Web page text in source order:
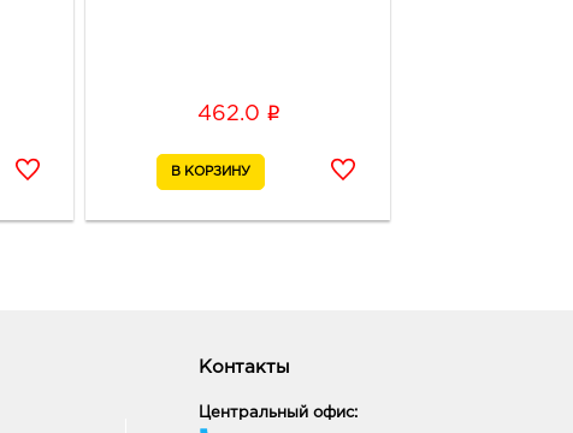
Ростов-на-Дону
344015, Ростовская область, г.о.
462.0 i
Контакты
Центральный офис: